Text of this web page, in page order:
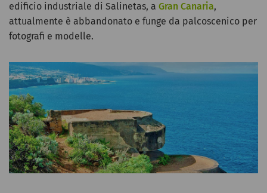
edificio industriale di Salinetas, a Gran Canaria,
attualmente è abbandonato e funge da palcoscenico per
fotografi e modelle.